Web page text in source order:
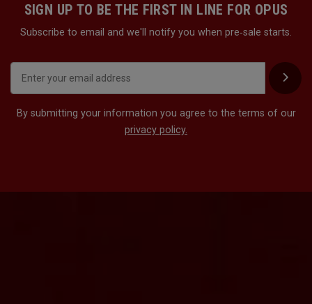
SIGN UP TO BE THE FIRST IN LINE FOR OPUS
Subscribe to email and we'll notify you when pre‑sale starts.
By submitting your information you agree to the terms of our
privacy policy.